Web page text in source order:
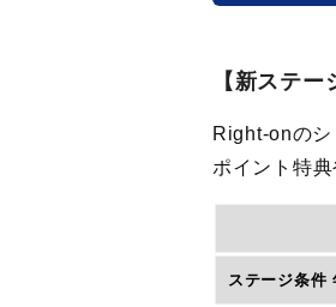
【新ステー
Right-onのシ
ポイント特
ステージ条件